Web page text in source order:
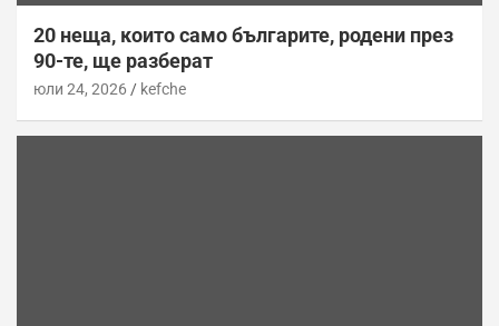
20 неща, които само българите, родени през
90-те, ще разберат
юли 24, 2026 kefche